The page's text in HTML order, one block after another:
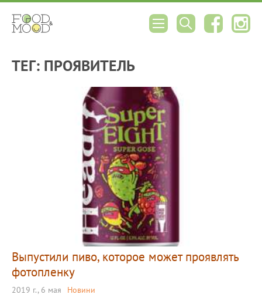
ТЕГ: ПРОЯВИТЕЛЬ
Выпустили пиво, которое может проявлять
фотопленку
2019 г., 6 мая Новини